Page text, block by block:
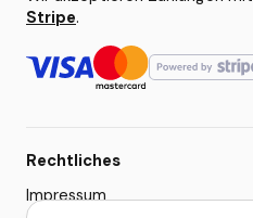
Stripe.
Rechtliches
Impressum